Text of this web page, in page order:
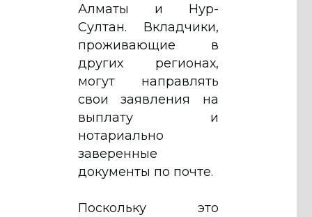
Алматы и Нур-
Султан. Вкладчики,
проживающие в
других регионах,
могут направлять
свои заявления на
выплату и
нотариально
заверенные
документы по почте.
Поскольку это